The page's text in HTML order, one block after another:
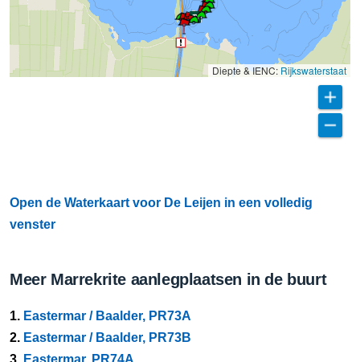
Diepte & IENC: Rijkswaterstaat
Open de Waterkaart voor De Leijen in een volledig
venster
Meer Marrekrite aanlegplaatsen in de buurt
1. Eastermar / Baalder, PR73A
2. Eastermar / Baalder, PR73B
3.
Eastermar, PR74A